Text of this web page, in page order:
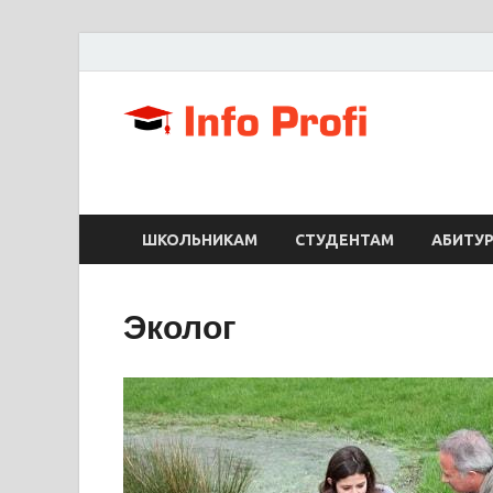
ШКОЛЬНИКАМ СТУДЕНТАМ
Эколог